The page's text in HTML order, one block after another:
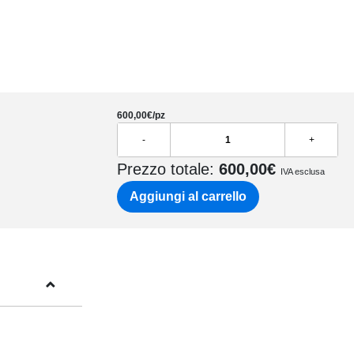
600,00€/pz
- +
Prezzo totale: 600,00€ IVA esclusa
Aggiungi al carrello